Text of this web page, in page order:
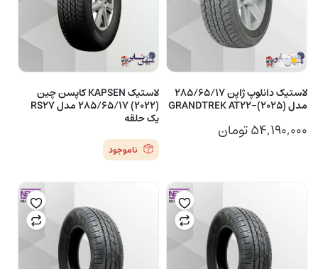
لاستیک دانلوپ ژاپن 285/65/17
مدل GRANDTREK AT22-(2025)
۵۴,۱۹۰,۰۰۰تومان
لاستیک KAPSEN کاپسن چین
(2022) 285/65/17 مدل RS27
یک حلقه
ناموجود